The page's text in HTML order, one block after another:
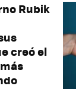
Rubik
creó el